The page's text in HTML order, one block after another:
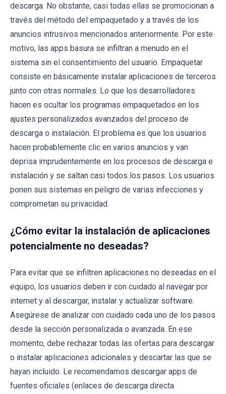
descarga. No obstante, casi todas ellas se promocionan a
través del método del empaquetado y a través de los
anuncios intrusivos mencionados anteriormente. Por este
motivo, las apps basura se infiltran a menudo en el
sistema sin el consentimiento del usuario. Empaquetar
consiste en básicamente instalar aplicaciones de terceros
junto con otras normales. Lo que los desarrolladores
hacen es ocultar los programas empaquetados en los
ajustes personalizados avanzados del proceso de
descarga o instalación. El problema es que los usuarios
hacen probablemente clic en varios anuncios y van
deprisa imprudentemente en los procesos de descarga e
instalación y se saltan casi todos los pasos. Los usuarios
ponen sus sistemas en peligro de varias infecciones y
comprometan su privacidad.
¿Cómo evitar la instalación de aplicaciones
potencialmente no deseadas?
Para evitar que se infiltren aplicaciones no deseadas en el
equipo, los usuarios deben ir con cuidado al navegar por
internet y al descargar, instalar y actualizar software.
Asegúrese de analizar con cuidado cada uno de los pasos
desde la sección personalizada o avanzada. En ese
momento, debe rechazar todas las ofertas para descargar
o instalar aplicaciones adicionales y descartar las que se
hayan incluido. Le recomendamos descargar apps de
fuentes oficiales (enlaces de descarga directa